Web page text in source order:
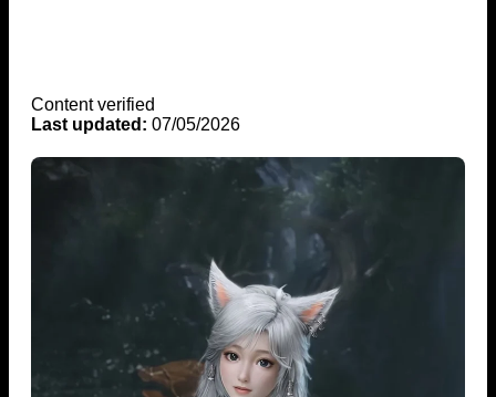
Content verified
Last updated: 07/05/2026